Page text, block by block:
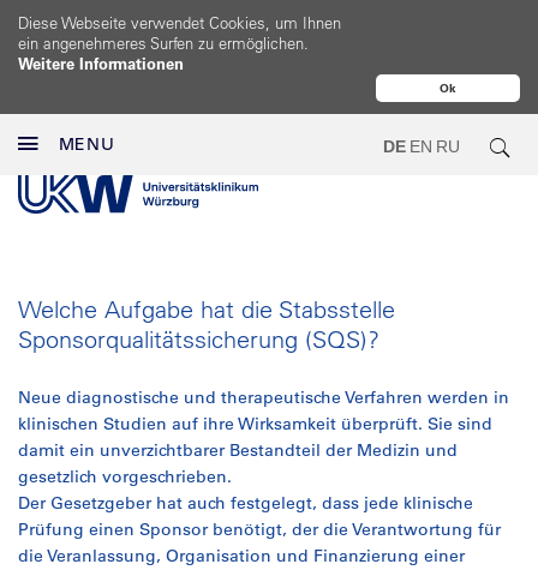
Ok
Diese Webseite verwendet Cookies, um Ihnen
ein angenehmeres Surfen zu ermöglichen.
Weitere Informationen
MENU DE EN RU
Welche Aufgabe hat die Stabsstelle
Sponsorqualitätssicherung (SQS)?
Neue diagnostische und therapeutische Verfahren werden in
klinischen Studien auf ihre Wirksamkeit überprüft. Sie sind
damit ein unverzichtbarer Bestandteil der Medizin und
gesetzlich vorgeschrieben.
Der Gesetzgeber hat auch festgelegt, dass jede klinische
Prüfung einen Sponsor benötigt, der die Verantwortung für
die Veranlassung, Organisation und Finanzierung einer